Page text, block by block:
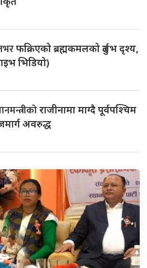
फक्रिएको ब्रह्मकमलको दुर्लभ दृश्य,
भिडियो)
राजीनामा माग्दै पूर्वपश्चिम
अवरुद्ध